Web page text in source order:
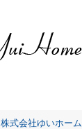
株式会社ゆいホーム